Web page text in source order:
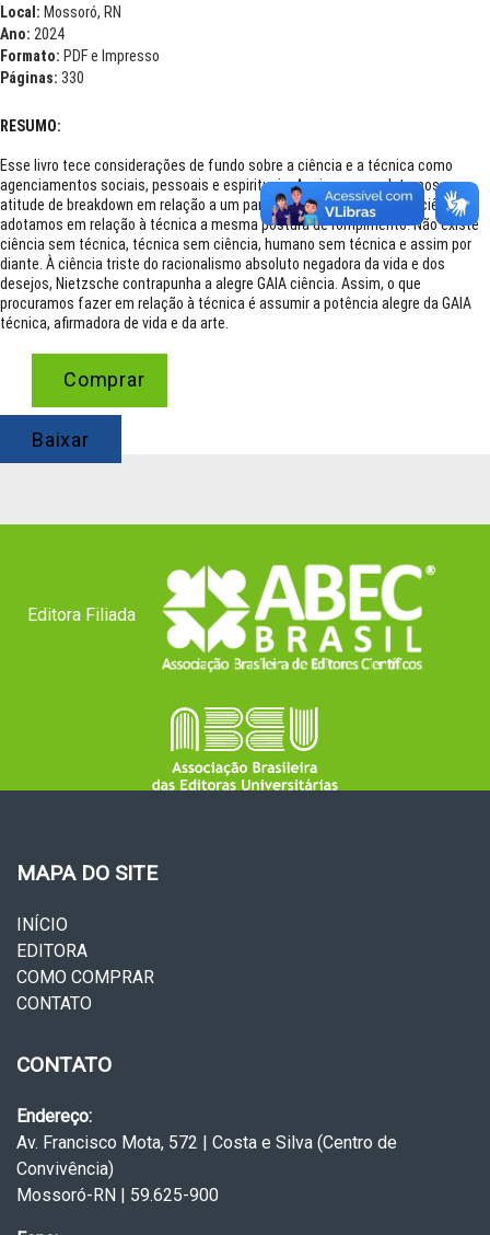
Local: Mossoró, RN
Ano: 2024
Formato: PDF e Impresso
Páginas: 330
RESUMO:
Esse livro tece considerações de fundo sobre a ciência e a técnica como
agenciamentos sociais, pessoais e espirituais. Assim como adotamos uma
atitude de breakdown em relação a um paradigma fragmentador na ciência,
adotamos em relação à técnica a mesma postura de rompimento. Não existe
ciência sem técnica, técnica sem ciência, humano sem técnica e assim por
diante. À ciência triste do racionalismo absoluto negadora da vida e dos
desejos, Nietzsche contrapunha a alegre GAIA ciência. Assim, o que
procuramos fazer em relação à técnica é assumir a potência alegre da GAIA
técnica, afirmadora de vida e da arte.
Comprar
Baixar
Editora Filiada
MAPA DO SITE
INÍCIO
EDITORA
COMO COMPRAR
CONTATO
CONTATO
Endereço:
Av. Francisco Mota, 572 | Costa e Silva (Centro de
Convivência)
Mossoró-RN | 59.625-900